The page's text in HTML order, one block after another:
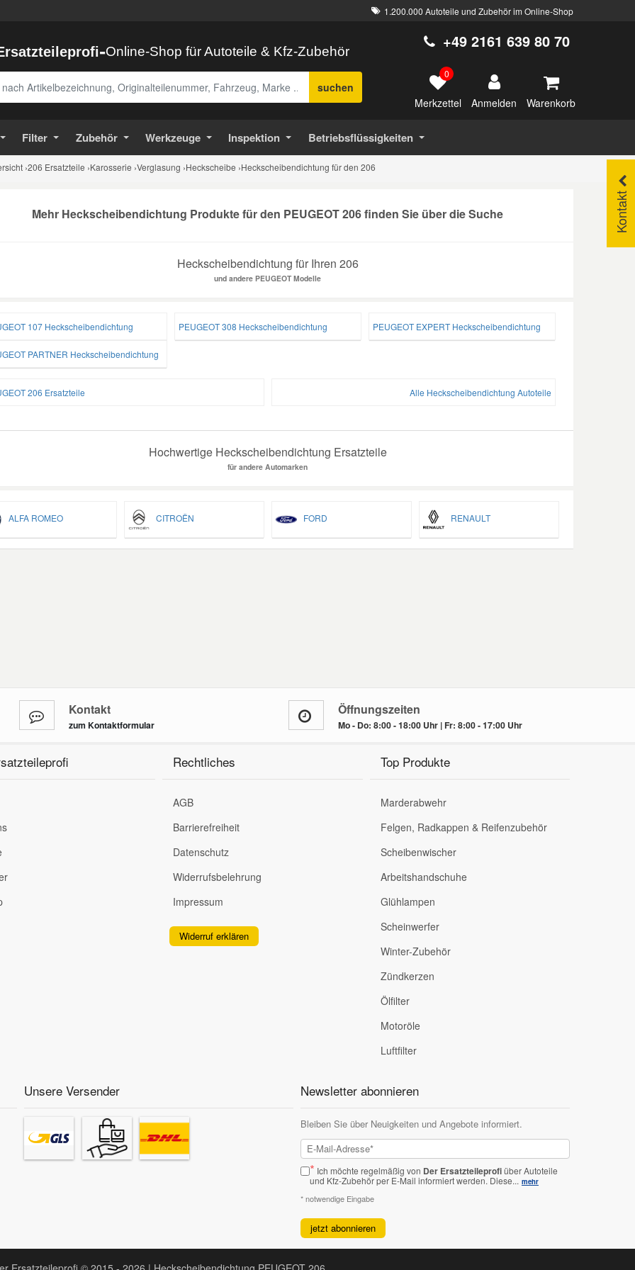
1.200.000 Autoteile und Zubehör im Online-Shop
-Online-Shop für Autoteile & Kfz-Zubehör
suchen
+49 2161 639 80 70
0
Merkzettel Anmelden Warenkorb
Filter Zubehör Werkzeuge Inspektion Betriebsflüssigkeiten
›206 Ersatzteile ›Karosserie ›Verglasung ›Heckscheibe ›Heckscheibendichtung für den 206
Kontakt
Mehr Heckscheibendichtung Produkte für den PEUGEOT 206 finden Sie über die Suche
Heckscheibendichtung für Ihren 206
und andere PEUGEOT Modelle
107 Heckscheibendichtung PEUGEOT 308 Heckscheibendichtung PEUGEOT EXPERT Heckscheibendichtung
PARTNER Heckscheibendichtung
206 Ersatzteile Alle Heckscheibendichtung Autoteile
Hochwertige Heckscheibendichtung Ersatzteile
für andere Automarken
ALFA ROMEO CITROËN FORD RENAULT
Kontakt
zum Kontaktformular
Öffnungszeiten
Mo - Do: 8:00 - 18:00 Uhr | Fr: 8:00 - 17:00 Uhr
Rechtliches
AGB
Barrierefreiheit
Datenschutz
Widerrufsbelehrung
Impressum
Widerruf erklären
Top Produkte
Marderabwehr
Felgen, Radkappen & Reifenzubehör
Scheibenwischer
Arbeitshandschuhe
Glühlampen
Scheinwerfer
Winter-Zubehör
Zündkerzen
Ölfilter
Motoröle
Luftfilter
Unsere Versender Newsletter abonnieren
Bleiben Sie über Neuigkeiten und Angebote informiert.
* Ich möchte regelmäßig von Der Ersatzteileprofiüber Autoteile
und Kfz-Zubehör per E-Mail informiert werden. Diese... mehr
* notwendige Eingabe
jetzt abonnieren